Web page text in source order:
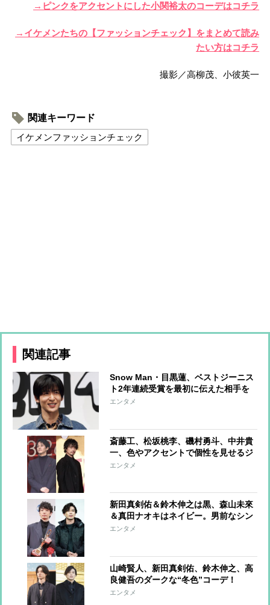
→ピンクをアクセントにした小関裕太のコーデはコチラ
→イケメンたちの【ファッションチェック】をまとめて読み
たい方はコチラ
撮影／高柳茂、小彼英一
関連キーワード
イケメンファッションチェック
関連記事
Snow Man・目黒蓮、ベストジーニス
ト2年連続受賞を最初に伝えた相手を
告白「喜んでくれていました」
エンタメ
斎藤工、松坂桃李、磯村勇斗、中井貴
一、色やアクセントで個性を見せるジ
ャケットコーデ
エンタメ
新田真剣佑＆鈴木伸之は黒、森山未來
＆真田ナオキはネイビー。男前なシン
プルカラーコーデ
エンタメ
山崎賢人、新田真剣佑、鈴木伸之、高
良健吾のダークな“冬色”コーデ！
エンタメ